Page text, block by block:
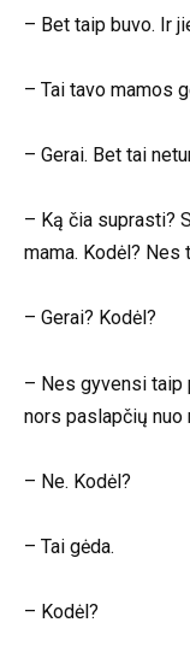
– Bet taip buvo. Ir
– Tai tavo mamos
– Gerai. Bet tai
– Ką čia suprasti?
mama. Kodėl? Nes
– Gerai? Kodėl?
– Nes gyvensi taip
nors paslapčių nuo
– Ne. Kodėl?
– Tai gėda.
– Kodėl?